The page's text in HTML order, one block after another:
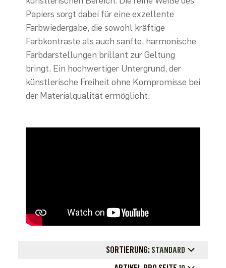
Papiers sorgt dabei für eine exzellente
Farbwiedergabe, die sowohl kräftige
Farbkontraste als auch sanfte, harmonische
Farbdarstellungen brillant zur Geltung
bringt. Ein hochwertiger Untergrund, der
künstlerische Freiheit ohne Kompromisse bei
der Materialqualität ermöglicht.
SORTIERUNG: STANDARD